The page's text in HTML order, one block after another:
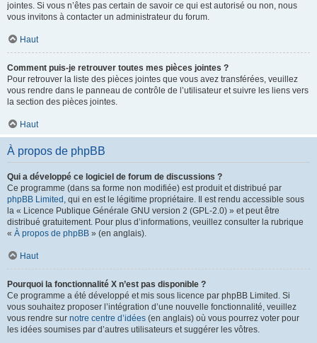
jointes. Si vous n’êtes pas certain de savoir ce qui est autorisé ou non, nous
vous invitons à contacter un administrateur du forum.
Haut
Comment puis-je retrouver toutes mes pièces jointes ?
Pour retrouver la liste des pièces jointes que vous avez transférées, veuillez
vous rendre dans le panneau de contrôle de l’utilisateur et suivre les liens vers
la section des pièces jointes.
Haut
À propos de phpBB
Qui a développé ce logiciel de forum de discussions ?
Ce programme (dans sa forme non modifiée) est produit et distribué par
phpBB Limited , qui en est le légitime propriétaire. Il est rendu accessible sous
la « Licence Publique Générale GNU version 2 (GPL-2.0) » et peut être
distribué gratuitement. Pour plus d’informations, veuillez consulter la rubrique
« À propos de phpBB » (en anglais).
Haut
Pourquoi la fonctionnalité X n’est pas disponible ?
Ce programme a été développé et mis sous licence par phpBB Limited. Si
vous souhaitez proposer l’intégration d’une nouvelle fonctionnalité, veuillez
vous rendre sur notre centre d’idées (en anglais) où vous pourrez voter pour
les idées soumises par d’autres utilisateurs et suggérer les vôtres.